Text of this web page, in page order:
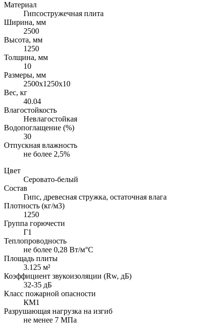
Материал
Гипсостружечная плита
Ширина, мм
2500
Высота, мм
1250
Толщина, мм
10
Размеры, мм
2500х1250х10
Вес, кг
40.04
Влагостойкость
Невлагостойкая
Водопоглащение (%)
30
Отпускная влажность
не более 2,5%
Цвет
Серовато-белый
Состав
Гипс, древесная стружка, остаточная влага
Плотность (кг/м3)
1250
Группа горючести
Г1
Теплопроводность
не более 0,28 Вт/м°С
Площадь плиты
3.125 м²
Коэффициент звукоизоляции (Rw, дБ)
32-35 дБ
Класс пожарной опасности
КМ1
Разрушающая нагрузка на изгиб
не менее 7 МПа